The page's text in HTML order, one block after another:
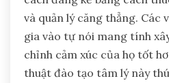
và quản lý căng thẳng. Các
gia vào tự nói mang tính
chỉnh cảm xúc của họ tốt
thuật đào tạo tâm lý này